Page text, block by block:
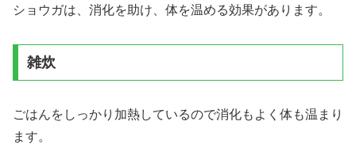
ショウガは、消化を助け、体を温める効果があります。
雑炊
ごはんをしっかり加熱しているので消化もよく体も温まり
ます。